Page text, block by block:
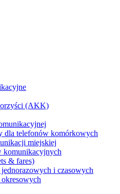
(AKK)
dla telefonów komórkowych
miejskiej
komunikacyjnych
& fares)
i czasowych